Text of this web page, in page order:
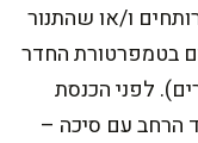
ו/או שהתנור
בטמפרטורת החדר
לפני הכנסת
הרחב עם סיכה –